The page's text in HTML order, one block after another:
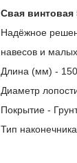
Свая
Надёжное
навесов и
Длина (мм) -
Диаметр
Покрытие -
Тип